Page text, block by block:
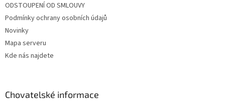
ODSTOUPENÍ OD SMLOUVY
Podmínky ochrany osobních údajů
Novinky
Mapa serveru
Kde nás najdete
Chovatelské informace